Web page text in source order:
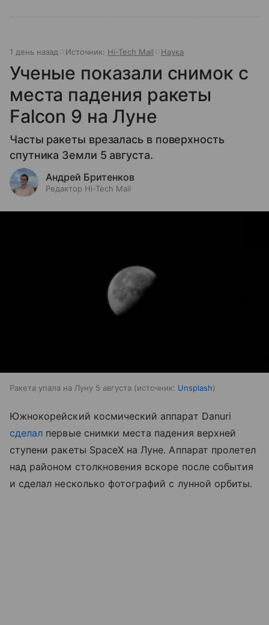
1 день назад Источник: Hi-Tech Mail Наука
Ученые показали снимок с
места падения ракеты
Falcon 9 на Луне
Часты ракеты врезалась в поверхность
спутника Земли 5 августа.
Андрей Бритенков
Редактор Hi-Tech Mail
Ракета упала на Луну 5 августа источник: Unsplash
Южнокорейский космический аппарат Danuri
сделал первые снимки места падения верхней
ступени ракеты SpaceX на Луне. Аппарат пролетел
над районом столкновения вскоре после события
и сделал несколько фотографий с лунной орбиты.